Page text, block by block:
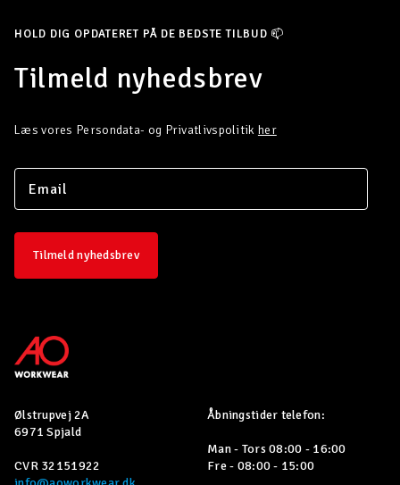
HOLD DIG OPDATERET PÅ DE BEDSTE TILBUD 📫
Tilmeld nyhedsbrev
Læs vores Persondata- og Privatlivspolitik her
Tilmeld nyhedsbrev
Ølstrupvej 2A
6971 Spjald
CVR 32151922
Åbningstider telefon:
Man - Tors 08:00 - 16:00
Fre - 08:00 - 15:00